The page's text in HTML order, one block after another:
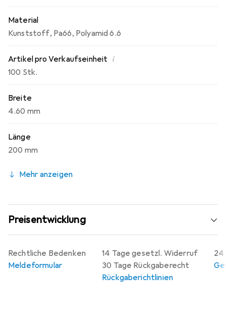
Material
Kunststoff, Pa66, Polyamid 6.6
Artikel pro Verkaufseinheit i
100 Stk.
Breite
4.60 mm
Länge
200 mm
Mehr anzeigen
Preisentwicklung
14 Tage gesetzl. Widerruf
30 Tage Rückgaberecht
Rückgaberichtlinien
24
Rechtliche Bedenken
Meldeformular